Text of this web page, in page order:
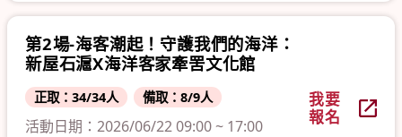
第2場-海客潮起！守護我們的海洋：
新屋石滬X海洋客家牽罟文化館
正取：34/34人 備取：8/9人
活動日期：2026/06/22 09:00 ~ 17:00
我要
報名